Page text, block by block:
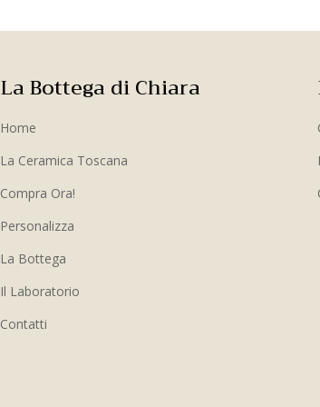
La Bottega di Chiara
Home
La Ceramica Toscana
Compra Ora!
Personalizza
La Bottega
Il Laboratorio
Contatti